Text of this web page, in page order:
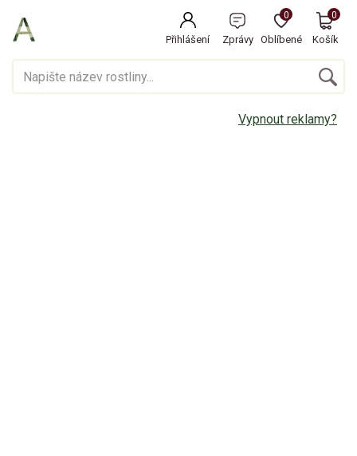
Přihlášení Zprávy Oblíbené
0
Košík
0
Vypnout reklamy?